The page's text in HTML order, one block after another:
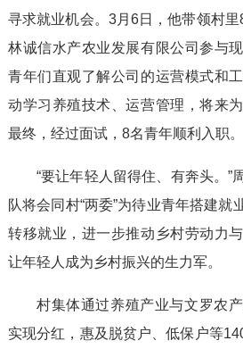
寻求就业机会。3月6日，他带领村
林诚信水产农业发展有限公司参与
青年们直观了解公司的运营模式和
动学习养殖技术、运营管理，将来
最终，经过面试，8名青年顺利入职。
“要让年轻人留得住、有奔头。”
队将会同村“两委”为待业青年搭建就
转移就业，进一步推动乡村劳动力
让年轻人成为乡村振兴的生力军。
村集体通过养殖产业与文罗农
实现分红，惠及脱贫户、低保户等